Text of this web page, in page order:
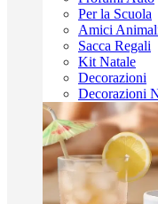
Per la Scuola
Amici
Sacca Regali
Kit Natale
Decorazioni
Decorazioni